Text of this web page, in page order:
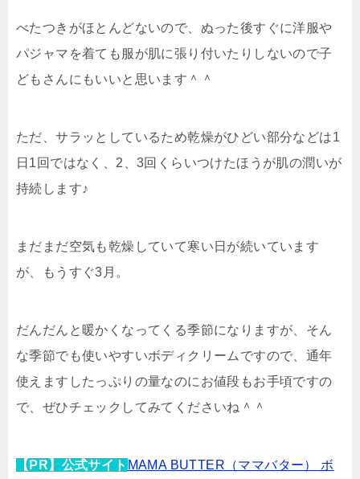
べたつきがほとんどないので、ぬった後すぐに洋服や
パジャマを着ても服が肌に張り付いたりしないので子
どもさんにもいいと思います＾＾
ただ、サラッとしているため乾燥がひどい部分などは1
日1回ではなく、2、3回くらいつけたほうが肌の潤いが
持続します♪
まだまだ空気も乾燥していて寒い日が続いています
が、もうすぐ3月。
だんだんと暖かくなってくる季節になりますが、そん
な季節でも使いやすいボディクリームですので、通年
使えますしたっぷりの量なのにお値段もお手頃ですの
で、ぜひチェックしてみてくださいね＾＾
【PR】公式サイト MAMA BUTTER（ママバター） ボ